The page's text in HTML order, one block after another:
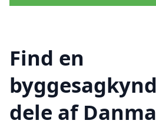
Find en
dele af